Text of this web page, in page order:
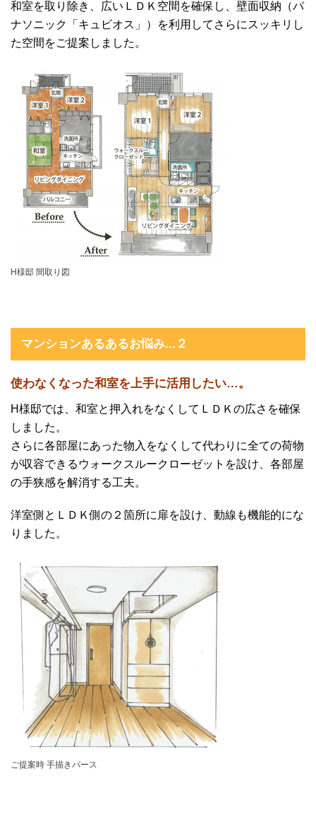
和室を取り除き、広いＬＤＫ空間を確保し、壁面収納（パ
ナソニック「キュビオス」）を利用してさらにスッキリし
た空間をご提案しました。
H様邸 間取り図
マンションあるあるお悩み...２
使わなくなった和室を上手に活用したい…。
H様邸では、和室と押入れをなくしてＬＤＫの広さを確保
しました。
さらに各部屋にあった物入をなくして代わりに全ての荷物
が収容できるウォークスルークローゼットを設け、各部屋
の手狭感を解消する工夫。
洋室側とＬＤＫ側の２箇所に扉を設け、動線も機能的にな
りました。
ご提案時 手描きパース